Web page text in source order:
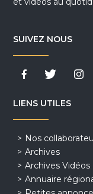
SUIVEZ NOUS
LIENS UTILES
Nos
Archives
Archives Vidéos
Annuaire